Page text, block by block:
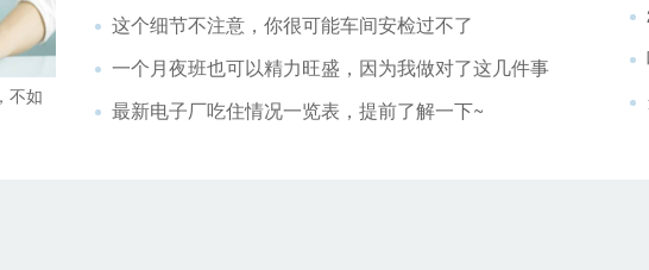
不如
这个细节不注意，你很可能车间安检过不了
一个月夜班也可以精力旺盛，因为我做对了这几件事
最新电子厂吃住情况一览表，提前了解一下~